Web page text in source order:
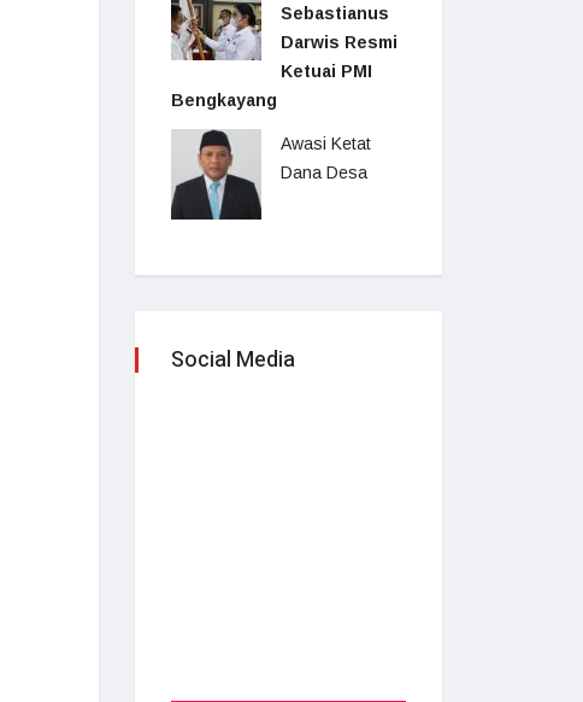
Sebastianus
Darwis Resmi
Ketuai PMI
Bengkayang
Awasi Ketat
Dana Desa
Social Media